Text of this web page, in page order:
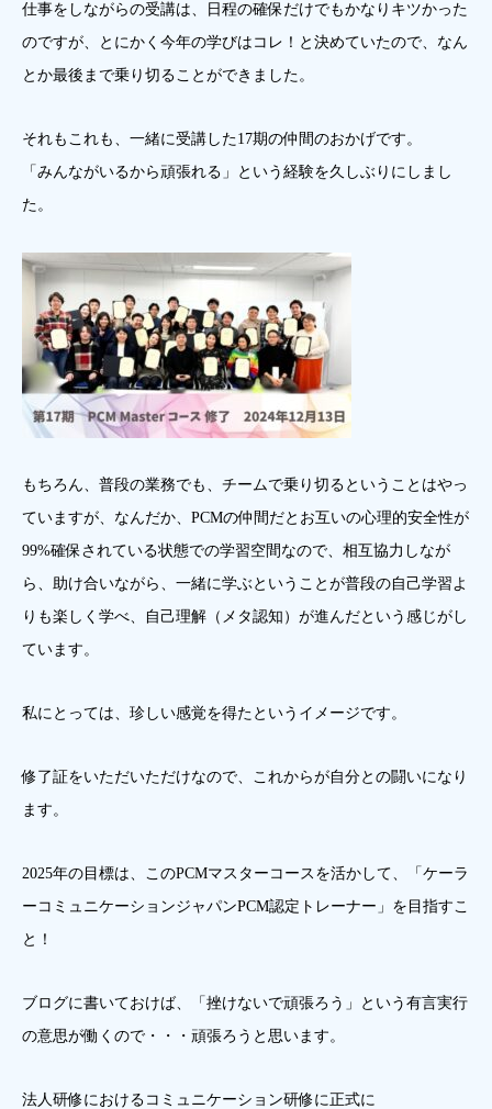
仕事をしながらの受講は、日程の確保だけでもかなりキツかった
のですが、とにかく今年の学びはコレ！と決めていたので、なん
とか最後まで乗り切ることができました。
それもこれも、一緒に受講した17期の仲間のおかげです。
「みんながいるから頑張れる」という経験を久しぶりにしまし
た。
もちろん、普段の業務でも、チームで乗り切るということはやっ
ていますが、なんだか、PCMの仲間だとお互いの心理的安全性が
99%確保されている状態での学習空間なので、相互協力しなが
ら、助け合いながら、一緒に学ぶということが普段の自己学習よ
りも楽しく学べ、自己理解（メタ認知）が進んだという感じがし
ています。
私にとっては、珍しい感覚を得たというイメージです。
修了証をいただいただけなので、これからが自分との闘いになり
ます。
2025年の目標は、このPCMマスターコースを活かして、「ケーラ
ーコミュニケーションジャパンPCM認定トレーナー」を目指すこ
と！
ブログに書いておけば、「挫けないで頑張ろう」という有言実行
の意思が働くので・・・頑張ろうと思います。
法人研修におけるコミュニケーション研修に正式に